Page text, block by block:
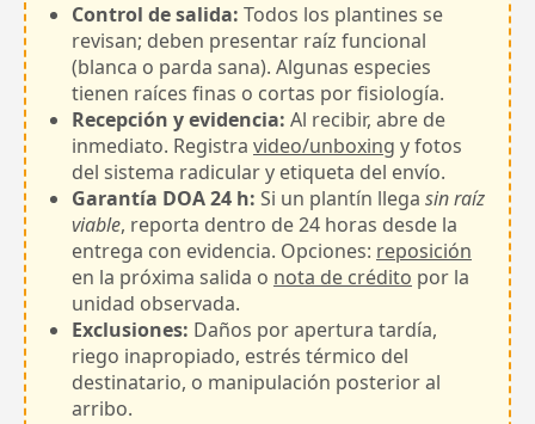
Control de salida: Todos los plantines se
revisan; deben presentar raíz funcional
(blanca o parda sana). Algunas especies
tienen raíces finas o cortas por fisiología.
Recepción y evidencia: Al recibir, abre de
inmediato. Registra video/unboxing y fotos
del sistema radicular y etiqueta del envío.
Garantía DOA 24 h: Si un plantín llega sin raíz
viable, reporta dentro de 24 horas desde la
entrega con evidencia. Opciones: reposición
en la próxima salida o nota de crédito por la
unidad observada.
Exclusiones: Daños por apertura tardía,
riego inapropiado, estrés térmico del
destinatario, o manipulación posterior al
arribo.